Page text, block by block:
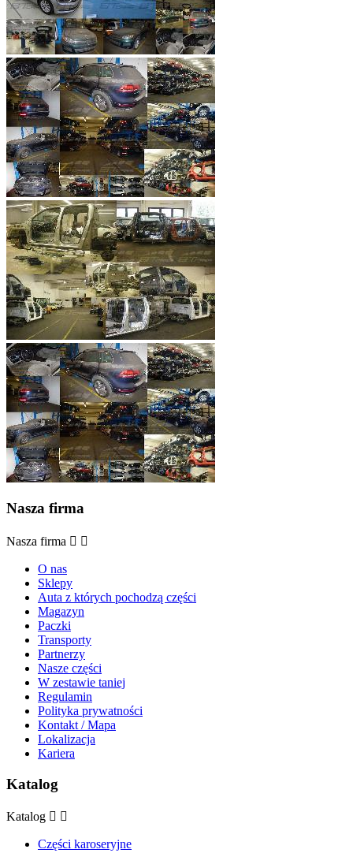
Nasza firma
Nasza firma  
O nas
Sklepy
Auta z których pochodzą części
Magazyn
Paczki
Transporty
Partnerzy
Nasze części
W zestawie taniej
Regulamin
Polityka prywatności
Kontakt / Mapa
Lokalizacja
Kariera
Katalog
Katalog  
Części karoseryjne